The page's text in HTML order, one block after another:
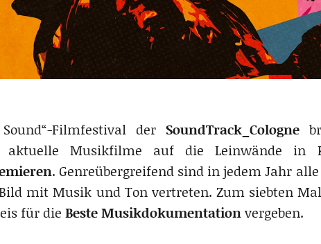
Filmfestival der SoundTrack_Cologne
aktuelle Musikfilme auf die Leinwände in
. Genreübergreifend sind in jedem Jahr
mit Musik und Ton vertreten. Zum siebten
für die Beste Musikdokumentationvergeben.